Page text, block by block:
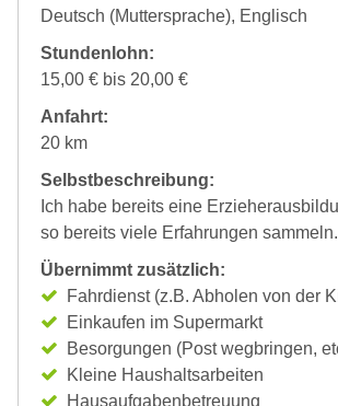
Deutsch (Muttersprache), Englisch
Stundenlohn:
15,00 € bis 20,00 €
Anfahrt:
20 km
Selbstbeschreibung:
Ich habe bereits eine
so bereits viele Erfahrungen sammeln.
Übernimmt zusätzlich:
Fahrdienst (z.B. Abholen von der
Einkaufen im Supermarkt
Besorgungen (Post wegbringen,
Kleine Haushaltsarbeiten
Hausaufgabenbetreuung